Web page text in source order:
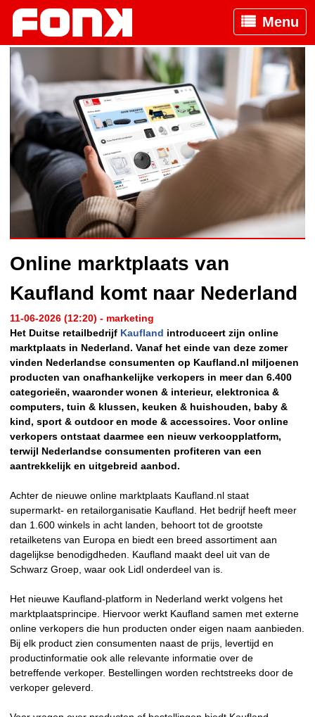
Menu
Online marktplaats van
Kaufland komt naar Nederland
11-06-2026 (12:20) - marketing
Het Duitse retailbedrijf Kaufland introduceert zijn online
marktplaats in Nederland. Vanaf het einde van deze zomer
vinden Nederlandse consumenten op Kaufland.nl miljoenen
producten van onafhankelijke verkopers in meer dan 6.400
categorieën, waaronder wonen & interieur, elektronica &
computers, tuin & klussen, keuken & huishouden, baby &
kind, sport & outdoor en mode & accessoires. Voor online
verkopers ontstaat daarmee een nieuw verkoopplatform,
terwijl Nederlandse consumenten profiteren van een
aantrekkelijk en uitgebreid aanbod.
Achter de nieuwe online marktplaats Kaufland.nl staat
supermarkt- en retailorganisatie Kaufland. Het bedrijf heeft meer
dan 1.600 winkels in acht landen, behoort tot de grootste
retailketens van Europa en biedt een breed assortiment aan
dagelijkse benodigdheden. Kaufland maakt deel uit van de
Schwarz Groep, waar ook Lidl onderdeel van is.
Het nieuwe Kaufland-platform in Nederland werkt volgens het
marktplaatsprincipe. Hiervoor werkt Kaufland samen met externe
online verkopers die hun producten onder eigen naam aanbieden.
Bij elk product zien consumenten naast de prijs, levertijd en
productinformatie ook alle relevante informatie over de
betreffende verkoper. Bestellingen worden rechtstreeks door de
verkoper geleverd.